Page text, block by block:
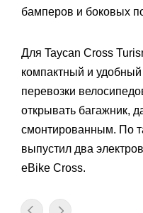
бамперов и боковых
Для Taycan Cross
компактный и
перевозки
открывать багажник,
смонтированным. По
выпустил два
eBike Cross.